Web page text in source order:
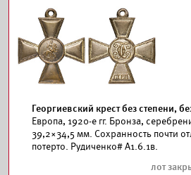
Георгиевский крест без степени,
Европа, 1920-е гг. Бронза,
39,2×34,5 мм. Сохранность почти
потерто. Рудиченко# А1.6.1в.